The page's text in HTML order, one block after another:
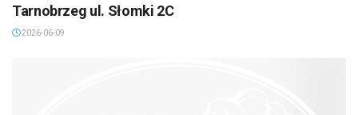
Tarnobrzeg ul. Słomki 2C
2026-06-09